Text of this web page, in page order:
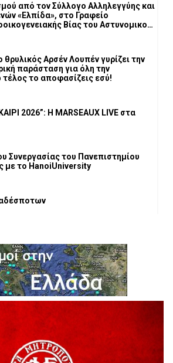
από τον Σύλλογο Αλληλεγγύης και
«Ελπίδα», στο Γραφείο
Βίας του Αστυνομικού
θρυλικός Αρσέν Λουπέν γυρίζει την
παράσταση για όλη την
όπου το τέλος το αποφασίζεις εσύ!
2026”: Η MARSEAUX LIVE στα
Συνεργασίας του Πανεπιστημίου
με το HanoiUniversity
της οδού Περιβόλι –
(και) δύναμη
ΣΥΝΕΧΙΖΕΙ ΣΤΟΝ ΠΡΩΤΕΑ